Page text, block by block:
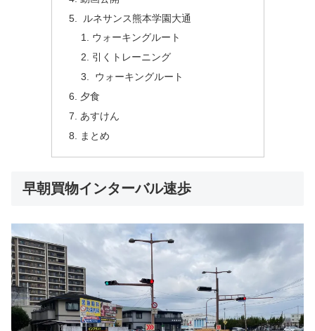
ルネサンス熊本学園大通
ウォーキングルート
引くトレーニング
ウォーキングルート
夕食
あすけん
まとめ
早朝買物インターバル速歩